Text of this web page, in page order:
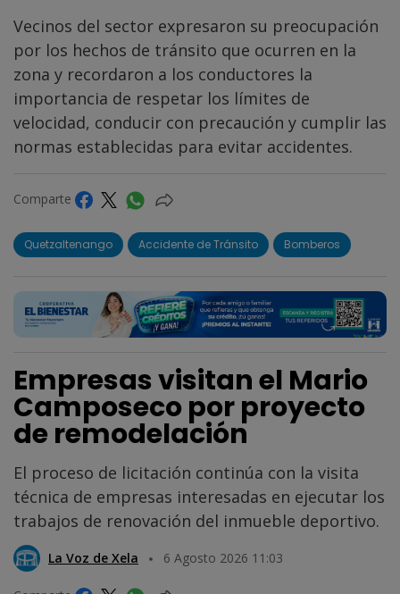
Vecinos del sector expresaron su preocupación
por los hechos de tránsito que ocurren en la
zona y recordaron a los conductores la
importancia de respetar los límites de
velocidad, conducir con precaución y cumplir las
normas establecidas para evitar accidentes.
Comparte
Quetzaltenango Accidente de Tránsito Bomberos
Empresas visitan el Mario
Camposeco por proyecto
de remodelación
El proceso de licitación continúa con la visita
técnica de empresas interesadas en ejecutar los
trabajos de renovación del inmueble deportivo.
La Voz de Xela 6 Agosto 2026 11:03